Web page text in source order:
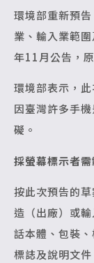
環境部重新預
業、輸入業範
年11月公告，
環境部表示，
因臺灣許多手
礙。
採螢幕標示者
按此次預告的
造（出廠）或
話本體、包裝
標誌及說明文件